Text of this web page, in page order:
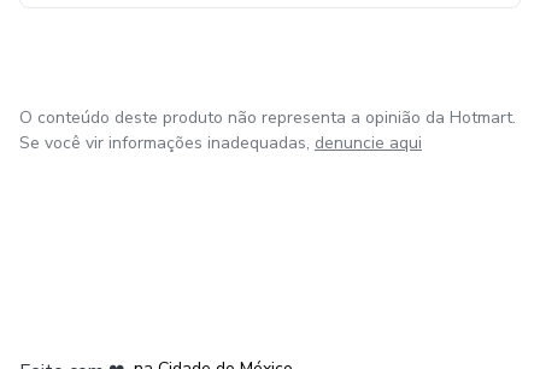
O conteúdo deste produto não representa a opinião da Hotmart.
Se você vir informações inadequadas, denuncie aqui